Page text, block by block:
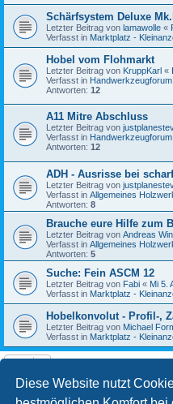
Diese Website nutzt
Schärfsystem Deluxe
Letzter Beitrag von lamawolle «
Verfasst in Marktplatz -
Hobel vom Flohmarkt
Letzter Beitrag von KruppKarl «
Verfasst in
Antworten: 12
A11 Mitre Abschluss
Letzter Beitrag von
Verfasst in
Antworten: 12
ADH - Ausrisse bei
Letzter Beitrag von
Verfasst in Allgemeines
Antworten: 8
Brauche eure Hilfe zum
Letzter Beitrag von Andreas
Verfasst in Allgemeines
Antworten: 5
Suche: Fein ASCM 12
Letzter Beitrag von Fabi « Mi 5.
Verfasst in Marktplatz -
Hobelkonvolut - Profil-,
Letzter Beitrag von Michael
Verfasst in Marktplatz -
Die Suche ergab